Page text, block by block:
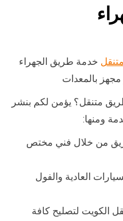
خدمة طريق الجهراء
بالمعدات
متنقل؟ يؤمن لكم بنشر
ومنها:
من خلال فني مختص
العادية والفول
الكويت لتصليح كافة